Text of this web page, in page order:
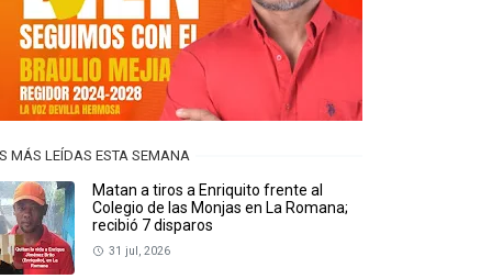
MÁS LEÍDAS ESTA SEMANA
Matan a tiros a Enriquito frente al
Colegio de las Monjas en La Romana;
recibió 7 disparos
31 jul, 2026